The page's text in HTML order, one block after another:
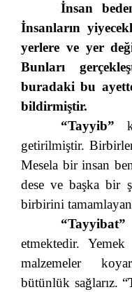
İnsan
İnsanların
yerlere ve yer
Bunları
buradaki bu
bildirmiştir.
“Tayyib”
getirilmiştir.
Mesela bir insan
dese ve başka bir
birbirini
“Tayyibat”
etmektedir.
malzemeler
bütünlük sağlarız. “